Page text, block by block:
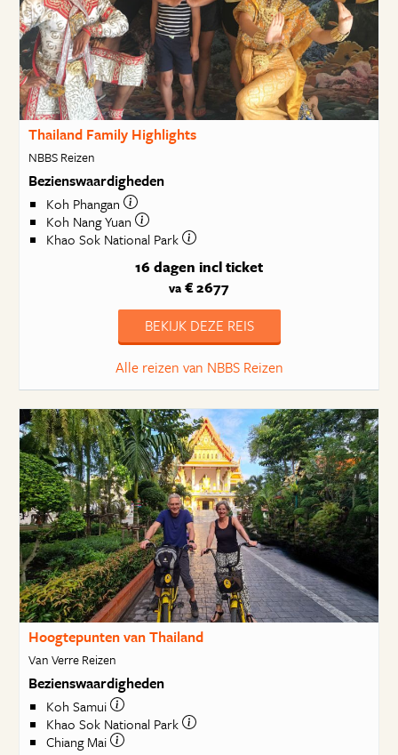
Thailand Family Highlights
NBBS Reizen
Bezienswaardigheden
Koh Phangan
Koh Nang Yuan
Khao Sok National Park
16 dagen incl ticket
va € 2677
BEKIJK DEZE REIS
Alle reizen van NBBS Reizen
Hoogtepunten van Thailand
Van Verre Reizen
Bezienswaardigheden
Koh Samui
Khao Sok National Park
Chiang Mai